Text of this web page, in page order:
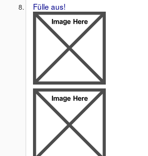
Fülle aus!